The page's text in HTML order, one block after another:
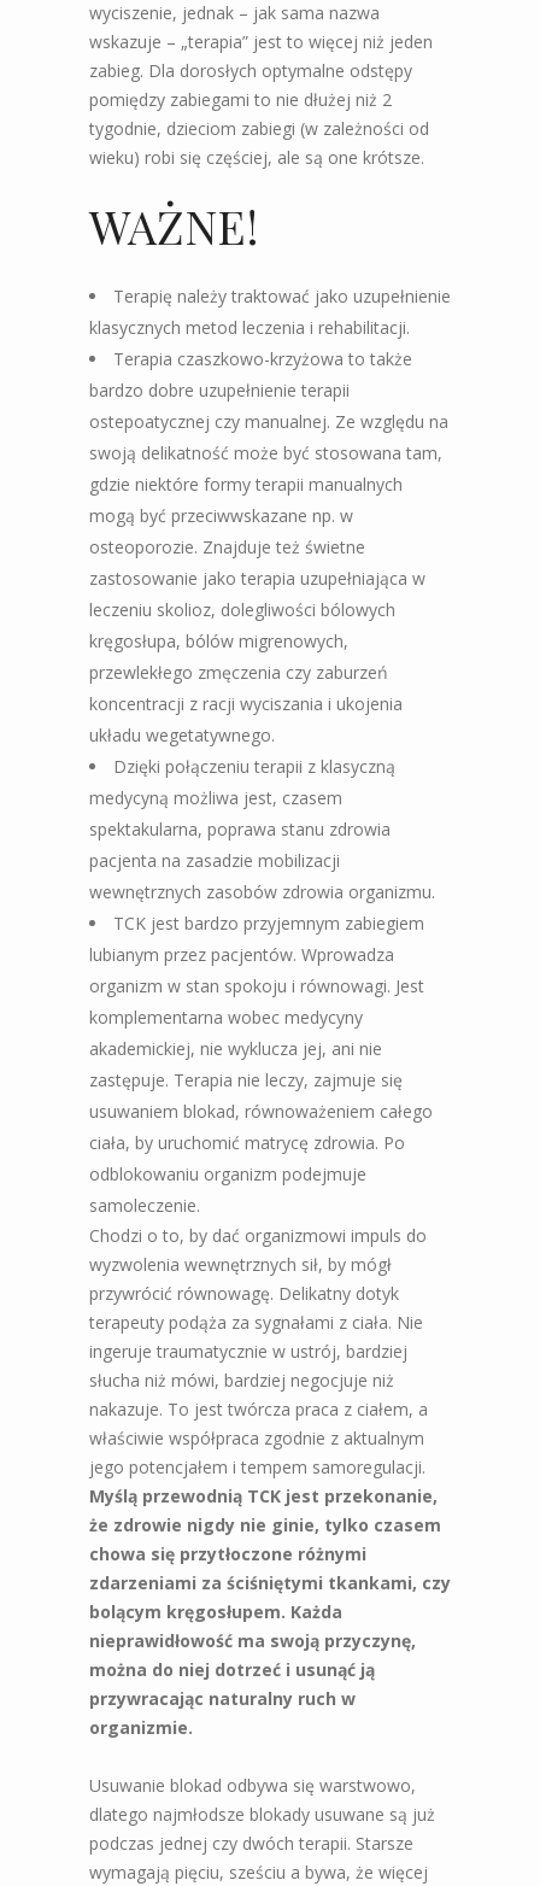
wyciszenie, jednak – jak sama nazwa
wskazuje – „terapia” jest to więcej niż jeden
zabieg. Dla dorosłych optymalne odstępy
pomiędzy zabiegami to nie dłużej niż 2
tygodnie, dzieciom zabiegi (w zależności od
wieku) robi się częściej, ale są one krótsze.
WAŻNE!
Terapię należy traktować jako uzupełnienie
klasycznych metod leczenia i rehabilitacji.
Terapia czaszkowo-krzyżowa to także
bardzo dobre uzupełnienie terapii
ostepoatycznej czy manualnej. Ze względu na
swoją delikatność może być stosowana tam,
gdzie niektóre formy terapii manualnych
mogą być przeciwwskazane np. w
osteoporozie. Znajduje też świetne
zastosowanie jako terapia uzupełniająca w
leczeniu skolioz, dolegliwości bólowych
kręgosłupa, bólów migrenowych,
przewlekłego zmęczenia czy zaburzeń
koncentracji z racji wyciszania i ukojenia
układu wegetatywnego.
Dzięki połączeniu terapii z klasyczną
medycyną możliwa jest, czasem
spektakularna, poprawa stanu zdrowia
pacjenta na zasadzie mobilizacji
wewnętrznych zasobów zdrowia organizmu.
TCK jest bardzo przyjemnym zabiegiem
lubianym przez pacjentów. Wprowadza
organizm w stan spokoju i równowagi. Jest
komplementarna wobec medycyny
akademickiej, nie wyklucza jej, ani nie
zastępuje. Terapia nie leczy, zajmuje się
usuwaniem blokad, równoważeniem całego
ciała, by uruchomić matrycę zdrowia. Po
odblokowaniu organizm podejmuje
samoleczenie.
Chodzi o to, by dać organizmowi impuls do
wyzwolenia wewnętrznych sił, by mógł
przywrócić równowagę. Delikatny dotyk
terapeuty podąża za sygnałami z ciała. Nie
ingeruje traumatycznie w ustrój, bardziej
słucha niż mówi, bardziej negocjuje niż
nakazuje. To jest twórcza praca z ciałem, a
właściwie współpraca zgodnie z aktualnym
jego potencjałem i tempem samoregulacji.
Myślą przewodnią TCK jest przekonanie,
że zdrowie nigdy nie ginie, tylko czasem
chowa się przytłoczone różnymi
zdarzeniami za ściśniętymi tkankami, czy
bolącym kręgosłupem. Każda
nieprawidłowość ma swoją przyczynę,
można do niej dotrzeć i usunąć ją
przywracając naturalny ruch w
organizmie.
Usuwanie blokad odbywa się warstwowo,
dlatego najmłodsze blokady usuwane są już
podczas jednej czy dwóch terapii. Starsze
wymagają pięciu, sześciu a bywa, że więcej